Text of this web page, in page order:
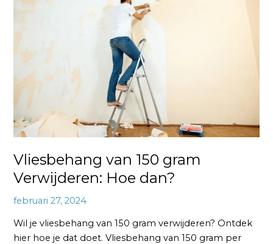
Vliesbehang van 150 gram
Verwijderen: Hoe dan?
februari 27, 2024
Wil je vliesbehang van 150 gram verwijderen? Ontdek
hier hoe je dat doet. Vliesbehang van 150 gram per
150
gram
Verwijderen:
Hoe
dan?